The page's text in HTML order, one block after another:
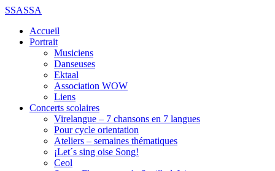
SSASSA
Accueil
Portrait
Musiciens
Danseuses
Ektaal
Association WOW
Liens
Concerts scolaires
Virelangue – 7 chansons en 7 langues
Pour cycle orientation
Ateliers – semaines thématiques
¡Let´s sing oise Song!
Ceol